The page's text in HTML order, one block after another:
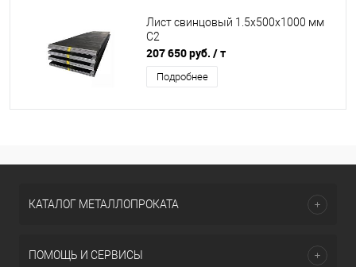
Лист свинцовый 1.5x500x1000 мм
С2
207 650 руб. / т
Подробнее
КАТАЛОГ МЕТАЛЛОПРОКАТА
ПОМОЩЬ И СЕРВИСЫ